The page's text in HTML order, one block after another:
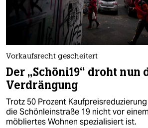
Vorkaufsrecht gescheitert
Der „Schöni19“ droht nun
Verdrängung
Trotz 50 Prozent
die Schönleinstraße 19 nicht vor
möbliertes Wohnen spezialisiert ist.